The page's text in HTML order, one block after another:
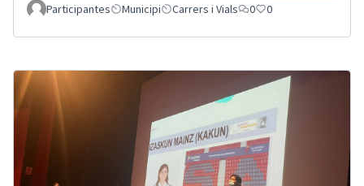
Participantes
Municipi Carrers i Vials 0 0